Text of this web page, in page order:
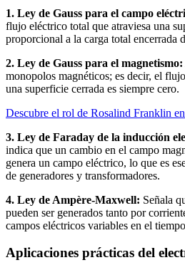
1. Ley de Gauss para el campo
flujo eléctrico total que atraviesa una
proporcional a la carga total encerrada
2. Ley de Gauss para el magnetismo:
monopolos magnéticos; es decir, el
una superficie cerrada es siempre cero.
Descubre el rol de Rosalind Franklin
3. Ley de Faraday de la inducción
indica que un cambio en el campo
genera un campo eléctrico, lo que es
de generadores y transformadores.
4. Ley de Ampère-Maxwell: Señala
pueden ser generados tanto por
campos eléctricos variables en el
Aplicaciones prácticas del